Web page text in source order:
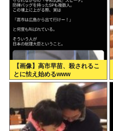
【画像】高市早苗、殺されるこ
とに怯え始めるwww